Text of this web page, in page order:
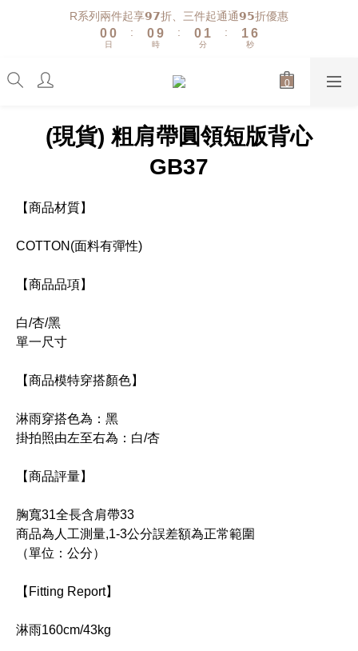
R系列兩件起享𝟵𝟳折、三件起通通𝟵𝟱折優惠
1
0
1
0
日
:
1
09
8
4
3
2
1
時
:
1
0
2
1
0
分
:
2
1
0
7
6
5
0
秒
(現貨) 粗肩帶圓領短版背心
GB37
【商品材質】
COTTON(面料有彈性)
【商品品項】
白/杏/黑
單一尺寸
【商品模特穿搭顏色】
淋雨穿搭色為：黑
掛拍照由左至右為：白/杏
【商品評量】
胸寬31全長含肩帶33
商品為人工測量,1-3公分誤差額為正常範圍
（單位：公分）
【Fitting Report】
淋雨160cm/43kg